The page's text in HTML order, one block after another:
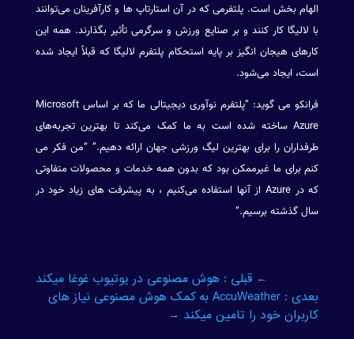
الهام بخش است. پلتفرمی که در آن استارتاپ ها و کارآفرینان می‌توانند
با لالیگا کار کنند و بر صنایع ورزش و سرگرمی تأثیر بگذارند. همه این
کارهای هیجان انگیز بر پایه استحکام پلتفرم لالیگا که قبلاً ایجاد شده
است، ایجاد می‌شود.
فرانکو می گوید: “پلتفرم نوآوری دیجیتالی ما که بر اساس Microsoft
Azure ساخته شده است به ما کمک می‌کند تا بهترین تجربه‌های
طرفداران را برای بهترین لیگ ورزشی جهان ارائه دهیم.” “من فکر می
کنم برای ما غیرممکن بود که بدون همه خدمات و محصولات متفاوتی
که در Azure از آنها استفاده می‌کنیم ، به پیشرفت های زیاد خود در
سال گذشته برسیم.”
←قبلی : هوش مصنوعی در یوتیوب غوغا میکند
بعدی : AccuWeather به کمک هوش مصنوعی نیاز های
کاربران خود را تامین میکند →